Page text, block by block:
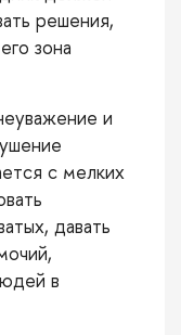
решения,
зона
и
с мелких
давать
в